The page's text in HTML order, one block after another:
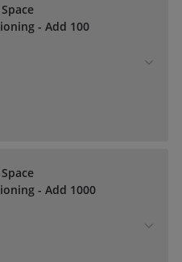
Space
ioning - Add 100
Space
ioning - Add 1000